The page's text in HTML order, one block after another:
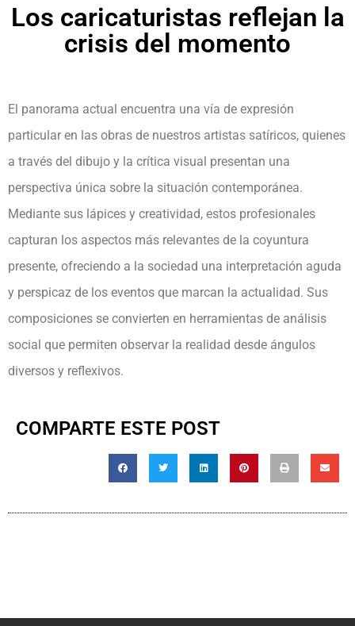
Los caricaturistas reflejan la
crisis del momento
El panorama actual encuentra una vía de expresión
particular en las obras de nuestros artistas satíricos, quienes
a través del dibujo y la crítica visual presentan una
perspectiva única sobre la situación contemporánea.
Mediante sus lápices y creatividad, estos profesionales
capturan los aspectos más relevantes de la coyuntura
presente, ofreciendo a la sociedad una interpretación aguda
y perspicaz de los eventos que marcan la actualidad. Sus
composiciones se convierten en herramientas de análisis
social que permiten observar la realidad desde ángulos
diversos y reflexivos.
COMPARTE ESTE POST